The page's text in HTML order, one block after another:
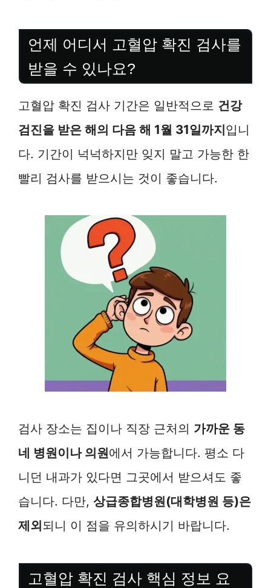
언제 어디서 고혈압 확진 검사를
받을 수 있나요?
고혈압 확진 검사 기간은 일반적으로 건강
검진을 받은 해의 다음 해 1월 31일까지입니
다. 기간이 넉넉하지만 잊지 말고 가능한 한
빨리 검사를 받으시는 것이 좋습니다.
검사 장소는 집이나 직장 근처의 가까운 동
네 병원이나 의원에서 가능합니다. 평소 다
니던 내과가 있다면 그곳에서 받으셔도 좋
습니다. 다만, 상급종합병원(대학병원 등)은
제외되니 이 점을 유의하시기 바랍니다.
고혈압 확진 검사 핵심 정보 요